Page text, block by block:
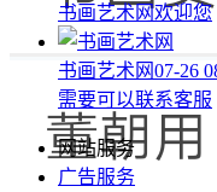
书画艺术网欢迎您
书画艺术网07-26
需要可以联系客服
网站服务
广告服务